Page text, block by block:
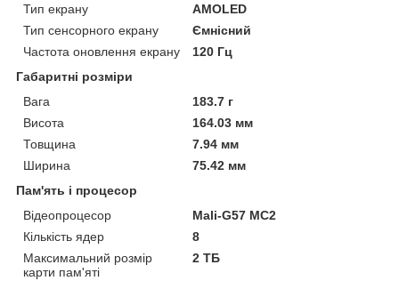
Тип екрану
AMOLED
Тип сенсорного екрану
Ємнісний
Частота оновлення екрану
120 Гц
Габаритні розміри
Вага
183.7 г
Висота
164.03 мм
Товщина
7.94 мм
Ширина
75.42 мм
Пам'ять і процесор
Відеопроцесор
Mali-G57 MC2
Кількість ядер
8
Максимальний розмір
карти пам'яті
2 ТБ